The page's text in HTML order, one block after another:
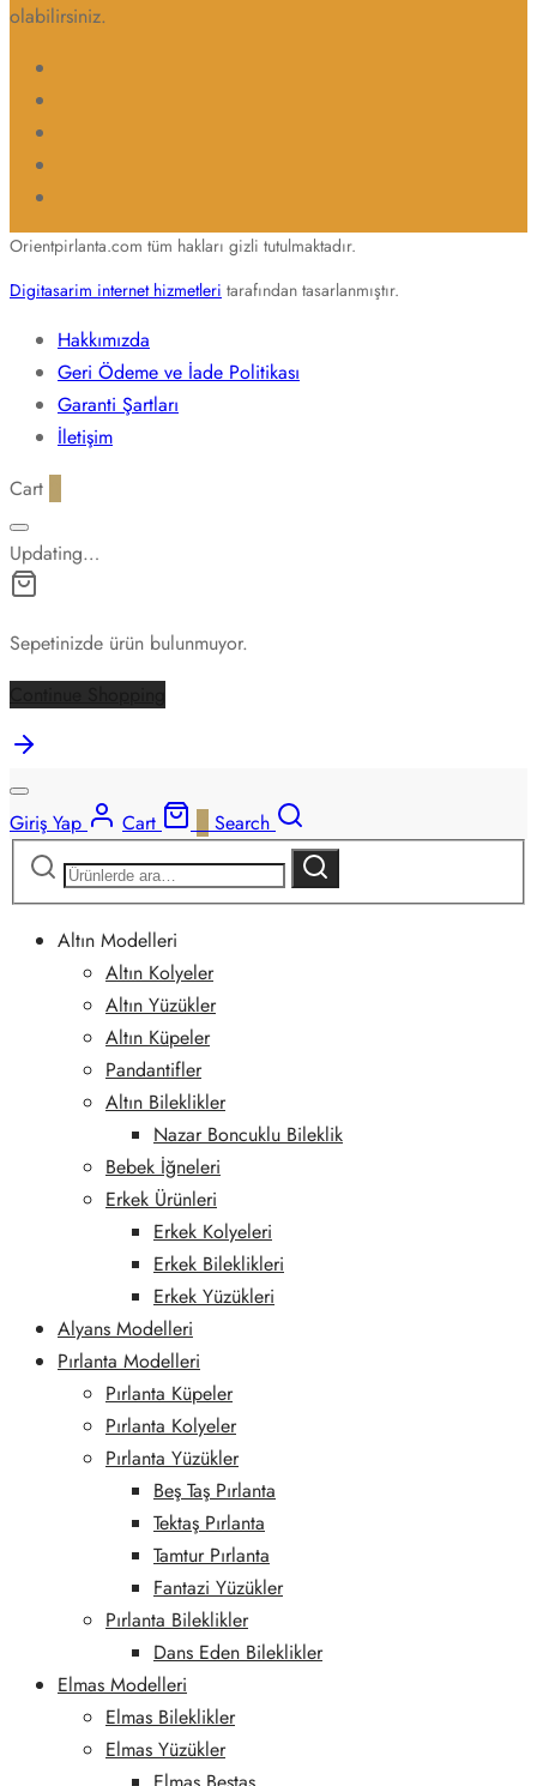
olabilirsiniz.
Orientpirlanta.com tüm hakları gizli tutulmaktadır.
Digitasarim internet hizmetleri tarafından tasarlanmıştır.
Hakkımızda
Geri Ödeme ve İade Politikası
Garanti Şartları
İletişim
Cart
Updating…
Sepetinizde ürün bulunmuyor.
Giriş Yap Cart
Search
Ara:
Ara
Altın Modelleri
Altın Kolyeler
Altın Yüzükler
Altın Küpeler
Pandantifler
Altın Bileklikler
Nazar Boncuklu Bileklik
Bebek İğneleri
Erkek Ürünleri
Erkek Kolyeleri
Erkek Bileklikleri
Erkek Yüzükleri
Alyans Modelleri
Pırlanta Modelleri
Pırlanta Küpeler
Pırlanta Kolyeler
Pırlanta Yüzükler
Beş Taş Pırlanta
Tektaş Pırlanta
Tamtur Pırlanta
Fantazi Yüzükler
Pırlanta Bileklikler
Dans Eden Bileklikler
Elmas Modelleri
Elmas Bileklikler
Elmas Yüzükler